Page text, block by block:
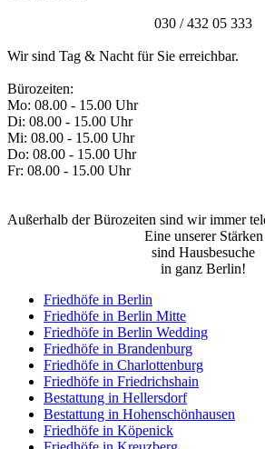
030 / 432 05 333
Wir sind Tag & Nacht für Sie erreichbar.
Bürozeiten:
Mo: 08.00 - 15.00 Uhr
Di: 08.00 - 15.00 Uhr
Mi: 08.00 - 15.00 Uhr
Do: 08.00 - 15.00 Uhr
Fr: 08.00 - 15.00 Uhr
Außerhalb der Bürozeiten sind wir immer
Eine unserer Stärken
sind Hausbesuche
in ganz Berlin!
Friedhöfe in Berlin
Friedhöfe in Berlin Mitte
Friedhöfe in Berlin Wedding
Friedhöfe in Brandenburg
Friedhöfe in Charlottenburg
Friedhöfe in Friedrichshain
Bestattung in Hellersdorf
Bestattung in Hohenschönhausen
Friedhöfe in Köpenick